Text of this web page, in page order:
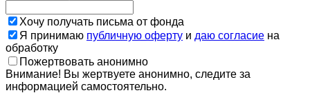
Хочу получать письма от фонда
Я принимаю публичную оферту и даю согласие на
обработку
Пожертвовать анонимно
Внимание! Вы жертвуете анонимно, следите за
информацией самостоятельно.